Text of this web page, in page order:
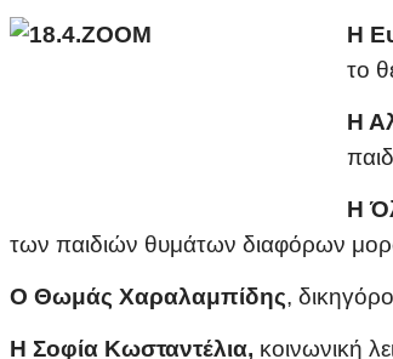
Η
το
Η
Η
των παιδιών θυμάτων διαφόρων
Ο Θωμάς Χαραλαμπίδης,
Η Σοφία Κωσταντέλια, κοινωνική